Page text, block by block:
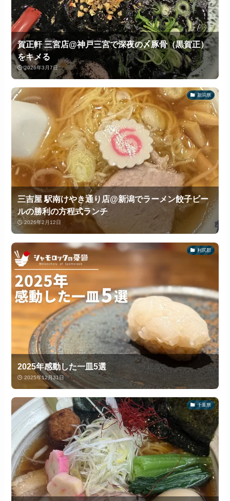
賀正軒 三宮店@神戸三宮で深夜の〆豚骨（黒賀正）
をキメる
2026年3月7日
新潟県
三吉屋 駅南けやき通り店@新潟でラーメン餃子ビー
ルの勝利の方程式ランチ
2026年2月12日
利尻郡
2025年感動した一皿5選
2025年12月31日
千葉県